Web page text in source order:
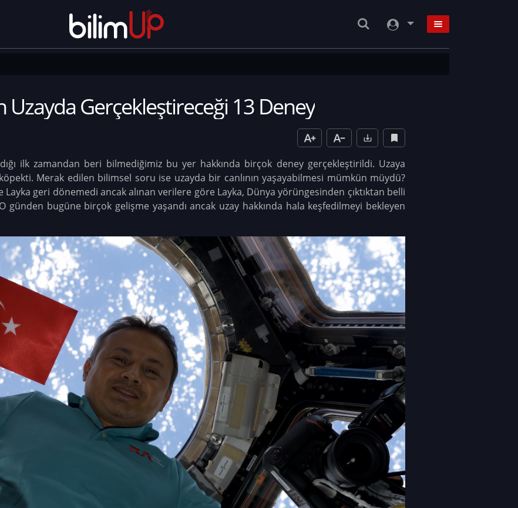
Uzayda Gerçekleştireceği 13 Deney
ilk zamandan beri bilmediğimiz bu yer hakkında birçok deney gerçekleştirildi. Uzaya
Merak edilen bilimsel soru ise uzayda bir canlının yaşayabilmesi mümkün müydü?
Layka geri dönemedi ancak alınan verilere göre Layka, Dünya yörüngesinden çıktıktan belli
günden bugüne birçok gelişme yaşandı ancak uzay hakkında hala keşfedilmeyi bekleyen